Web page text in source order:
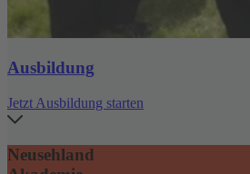
Ausbildung
Jetzt Ausbildung starten
Neusehland